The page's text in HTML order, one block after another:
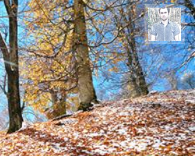
کاظم حریری پیرهراتی